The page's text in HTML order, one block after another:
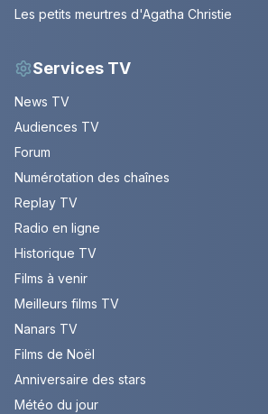
Les petits meurtres d'Agatha Christie
Services TV
News TV
Audiences TV
Forum
Numérotation des chaînes
Replay TV
Radio en ligne
Historique TV
Films à venir
Meilleurs films TV
Nanars TV
Films de Noël
Anniversaire des stars
Météo du jour